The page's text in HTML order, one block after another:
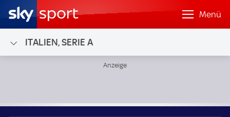
Menü
ITALIEN, SERIE A